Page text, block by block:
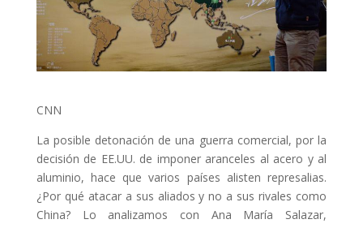
CNN
La posible detonación de una guerra comercial, por la
decisión de EE.UU. de imponer aranceles al acero y al
aluminio, hace que varios países alisten represalias.
¿Por qué atacar a sus aliados y no a sus rivales como
China? Lo analizamos con Ana María Salazar,